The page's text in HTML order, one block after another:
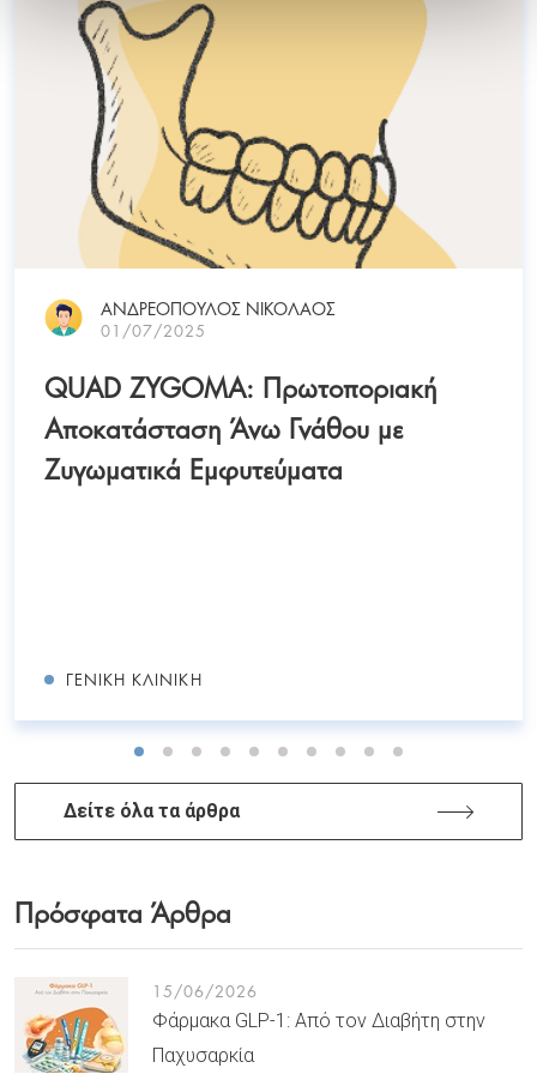
ΑΝΔΡΕΟΠΟΥΛΟΣ ΝΙΚΟΛΑΟΣ
01/07/2025
QUAD ZYGOMA: Πρωτοποριακή
Αποκατάσταση Άνω Γνάθου με
Ζυγωματικά Εμφυτεύματα
ΓΕΝΙΚΉ ΚΛΙΝΙΚΉ
Δείτε όλα τα άρθρα
Πρόσφατα Άρθρα
15/06/2026
Φάρμακα GLP-1: Από τον Διαβήτη στην
Παχυσαρκία